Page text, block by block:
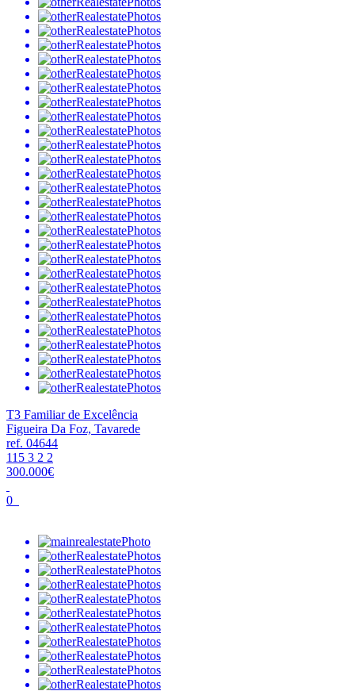
T3 Familiar de Excelência
Figueira Da Foz, Tavarede
ref. 04644
115 3 2 2
300.000€
0